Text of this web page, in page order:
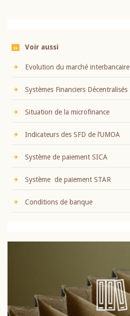
Voir aussi
Evolution du marché interbancaire
Systèmes Financiers Décentralisés
Situation de la microfinance
Indicateurs des SFD de l’UMOA
Système de paiement SICA
Système de paiement STAR
Conditions de banque